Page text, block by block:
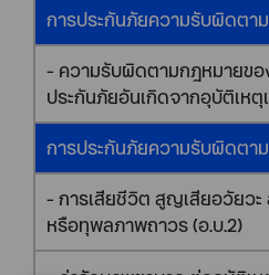
การประกันภัยความรับผิดต
- ความรับผิดตามกฎหมายขอ
ประกันภัยอันเกิดจากอุบัติเหตุ
การประกันภัยความรับผิดต
- การเสียชีวิต สูญเสียอวัยว
หรือทุพลภาพถาวร (อ.บ.2)